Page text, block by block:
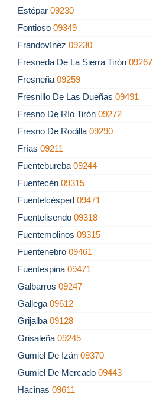
Estépar 09230
Fontioso 09349
Frandovínez 09230
Fresneda De La Sierra Tirón 09267
Fresneña 09259
Fresnillo De Las Dueñas 09491
Fresno De Río Tirón 09272
Fresno De Rodilla 09290
Frías 09211
Fuentebureba 09244
Fuentecén 09315
Fuentelcésped 09471
Fuentelisendo 09318
Fuentemolinos 09315
Fuentenebro 09461
Fuentespina 09471
Galbarros 09247
Gallega 09612
Grijalba 09128
Grisaleña 09245
Gumiel De Izán 09370
Gumiel De Mercado 09443
Hacinas 09611